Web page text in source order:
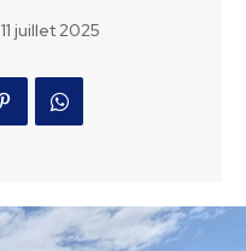
11 juillet 2025